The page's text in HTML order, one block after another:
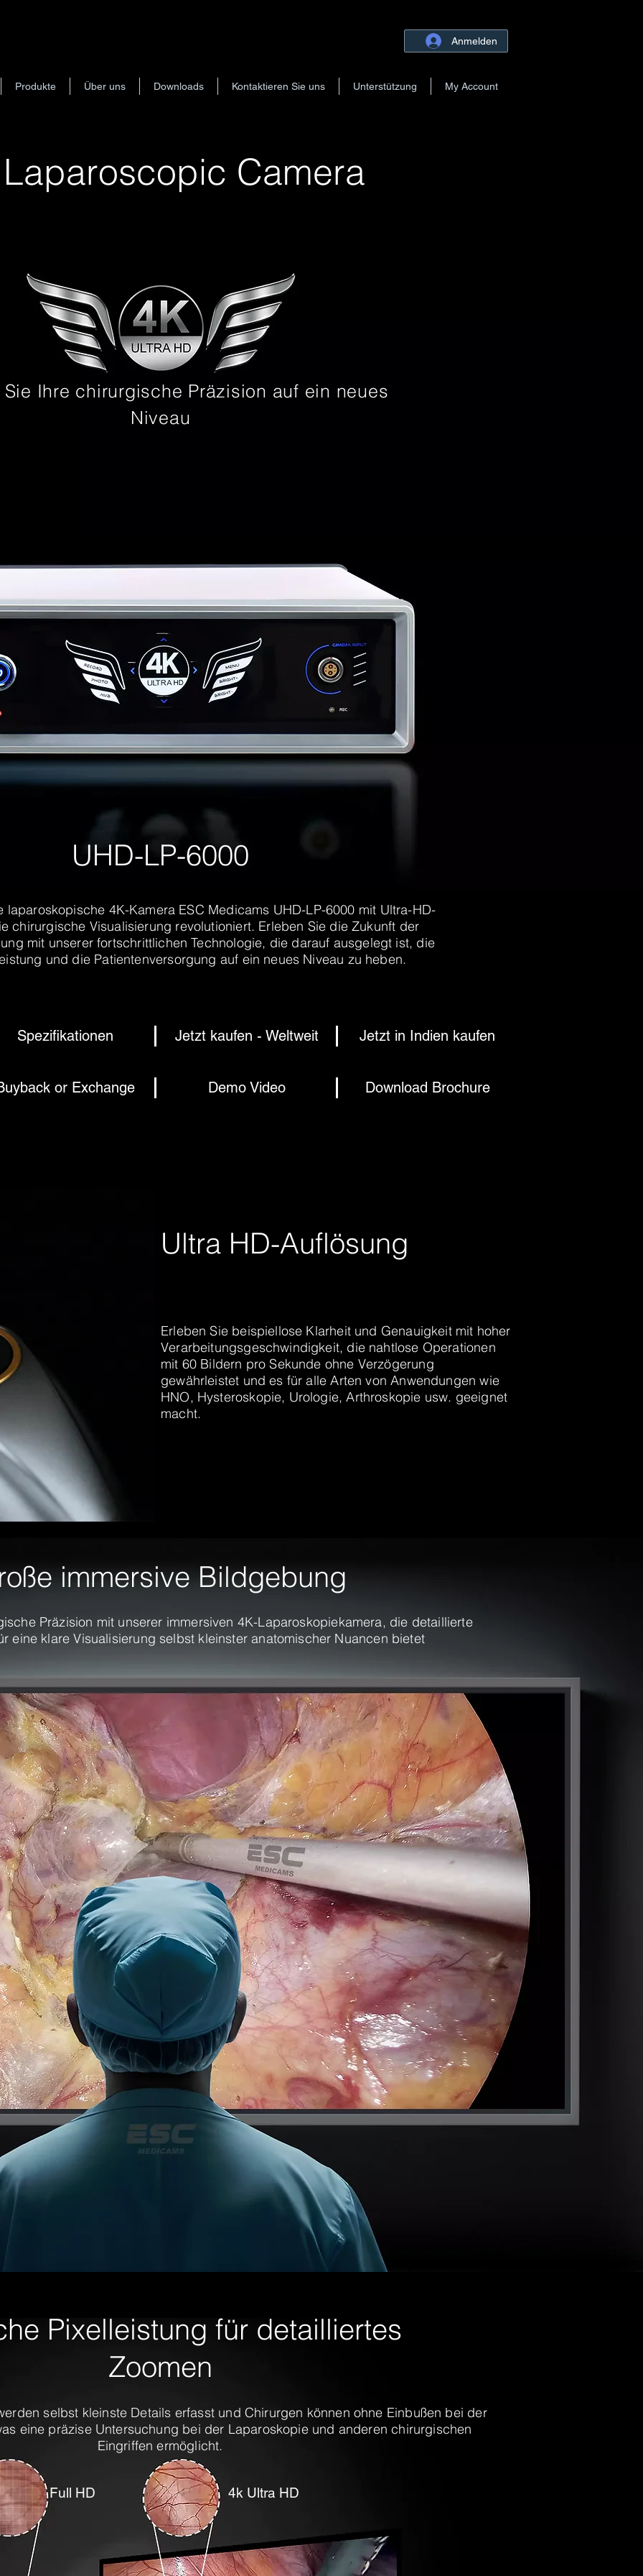
Anmelden
Produkte Über uns Downloads Kontaktieren Sie uns Unterstützung My Account
Camera
Ihre chirurgische Präzision auf ein neues
Niveau
UHD-LP-6000
laparoskopische 4K-Kamera ESC Medicams UHD-LP-6000 mit Ultra-HD-
chirurgische Visualisierung revolutioniert. Erleben Sie die Zukunft der
mit unserer fortschrittlichen Technologie, die darauf ausgelegt ist, die
und die Patientenversorgung auf ein neues Niveau zu heben.
Spezifikationen Jetzt kaufen - Weltweit Jetzt in Indien kaufen
or Exchange Demo Video Download Brochure
Ultra HD-Auflösung
Erleben Sie beispiellose Klarheit und Genauigkeit mit hoher
Verarbeitungsgeschwindigkeit, die nahtlose Operationen
mit 60 Bildern pro Sekunde ohne Verzögerung
gewährleistet und es für alle Arten von Anwendungen wie
HNO, Hysteroskopie, Urologie, Arthroskopie usw. geeignet
macht.
immersive Bildgebung
Präzision mit unserer immersiven 4K-Laparoskopiekamera, die detaillierte
eine klare Visualisierung selbst kleinster anatomischer Nuancen bietet
Pixelleistung für detailliertes
Zoomen
selbst kleinste Details erfasst und Chirurgen können ohne Einbußen bei der
eine präzise Untersuchung bei der Laparoskopie und anderen chirurgischen
Eingriffen ermöglicht.
Full HD 4k Ultra HD